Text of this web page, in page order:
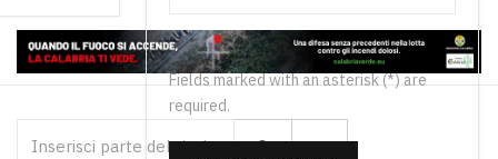
Fields marked with an asterisk (*) are
required.